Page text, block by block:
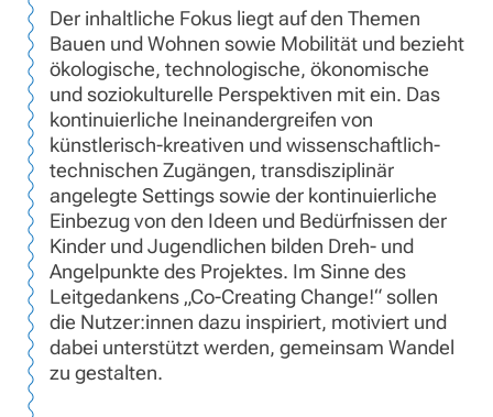
Der inhaltliche Fokus liegt auf den Themen
Bauen und Wohnen sowie Mobilität und bezieht
ökologische, technologische, ökonomische
und soziokulturelle Perspektiven mit ein. Das
kontinuierliche Ineinandergreifen von
künstlerisch-kreativen und wissenschaftlich-
technischen Zugängen, transdisziplinär
angelegte Settings sowie der kontinuierliche
Einbezug von den Ideen und Bedürfnissen der
Kinder und Jugendlichen bilden Dreh- und
Angelpunkte des Projektes. Im Sinne des
Leitgedankens „Co-Creating Change!“ sollen
die Nutzer:innen dazu inspiriert, motiviert und
dabei unterstützt werden, gemeinsam Wandel
zu gestalten.